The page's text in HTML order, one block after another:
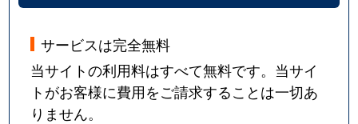
サービスは完全無料
当サイトの利用料はすべて無料です。当サイ
トがお客様に費用をご請求することは一切あ
りません。